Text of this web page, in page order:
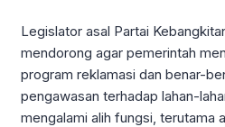
Legislator asal Partai
mendorong agar pemerintah
program reklamasi dan benar-
pengawasan terhadap lahan-
mengalami alih fungsi, terutama